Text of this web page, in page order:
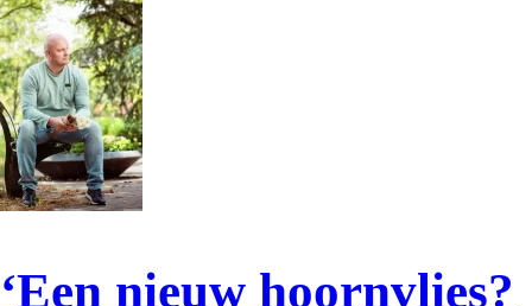
‘Een nieuw hoornvlies?